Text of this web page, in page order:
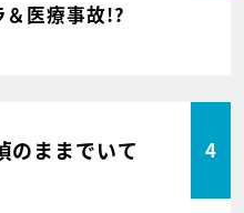
医療事故!?
のままでいて 4